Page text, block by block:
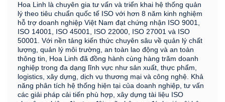
Hoa Linh là chuyên gia tư vấn và triển khai hệ thống quản
lý theo tiêu chuẩn quốc tế ISO với hơn 8 năm kinh nghiệm
hỗ trợ doanh nghiệp Việt Nam đạt chứng nhận ISO 9001,
ISO 14001, ISO 45001, ISO 22000, ISO 27001 và ISO
50001. Với nền tảng kiến thức chuyên sâu về quản lý chất
lượng, quản lý môi trường, an toàn lao động và an toàn
thông tin, Hoa Linh đã đồng hành cùng hàng trăm doanh
nghiệp trong đa dạng lĩnh vực như sản xuất, thực phẩm,
logistics, xây dựng, dịch vụ thương mại và công nghệ. Khả
năng phân tích hệ thống hiện tại của doanh nghiệp, tư vấn
các giải pháp cải tiến phù hợp, xây dựng tài liệu ISO